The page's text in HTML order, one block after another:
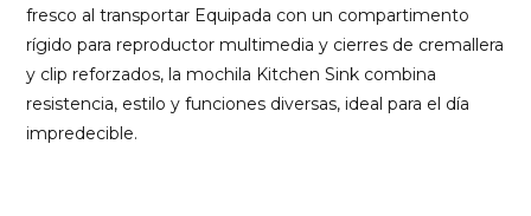
fresco al transportar Equipada con un compartimento
rígido para reproductor multimedia y cierres de cremallera
y clip reforzados, la mochila Kitchen Sink combina
resistencia, estilo y funciones diversas, ideal para el día
impredecible.